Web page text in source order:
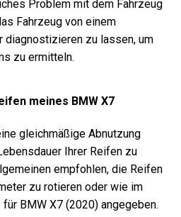
Problem mit dem Fahrzeug
Fahrzeug von einem
diagnostizieren zu lassen, um
zu ermitteln.
meines BMW X7
gleichmäßige Abnutzung
Ihrer Reifen zu
empfohlen, die Reifen
zu rotieren oder wie im
BMW X7 (2020) angegeben.